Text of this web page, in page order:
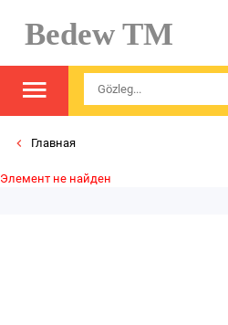
Bedew TM
Главная
Элемент не найден